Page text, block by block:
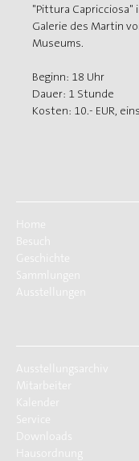
"Pittura Capricciosa"
Galerie des Martin
Museums.
Beginn: 18 Uhr
Dauer: 1 Stunde
Kosten: 10.- EUR,
Home
Besuch
Geschichte
Sammlungen
Ausstellungen
Ausstellungsarchiv
Mitarbeiter
Kalender
Service
Downloads
Hausordnung